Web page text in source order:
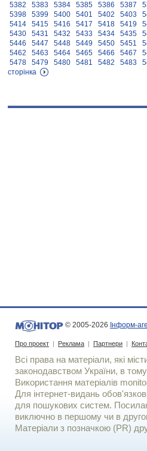
5382
5383 5384 5385 5386 5387
5398
5399 5400 5401 5402 5403
5414
5415 5416 5417 5418 5419
5430
5431 5432 5433 5434 5435
5446
5447 5448 5449 5450 5451
5462
5463 5464 5465 5466 5467
5478
5479 5480 5481 5482 5483
сторінка
© 2005-2026 Інформ-
Про проект | Реклама | Партнери |
Всі права на матеріали, які
законодавством України, в
Використання матерiалiв
Для iнтернет-видань
для пошукових систем.
виключно в першому чи в
Матеріали з позначкою (PR)